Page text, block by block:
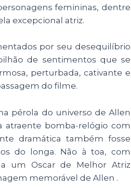
femininas, dentre
excepcional atriz.
por seu desequilíbrio
de sentimentos que se
perturbada, cativante e
do filme.
pérola do universo de Allen
atraente bomba-relógio com
dramática também fosse
do longa. Não à toa, com
um Oscar de Melhor Atriz
memorável de Allen .